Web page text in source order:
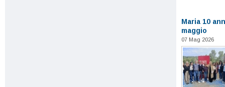
Maria 10
maggio
07 Mag 2026